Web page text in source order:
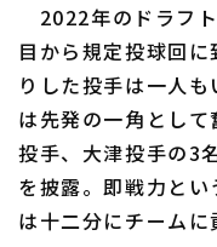
2022年のドラフ
目から規定投球回
りした投手は一人
は先発の一角とし
投手、大津投手の3
を披露。即戦力と
は十二分にチームに